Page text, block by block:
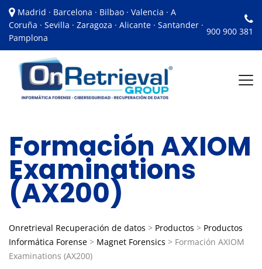
Madrid · Barcelona · Bilbao · Valencia · A
Coruña · Sevilla · Zaragoza · Alicante · Santander ·
Pamplona
900 900 381
Formación AXIOM
Examinations
(AX200)
Onretrieval Recuperación de datos > Productos > Productos
Informática Forense > Magnet Forensics > Formación AXIOM
Examinations (AX200)